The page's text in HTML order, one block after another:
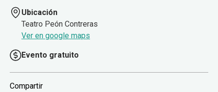
Ubicación
Teatro Peón Contreras
Ver en google maps
Evento gratuito
Compartir